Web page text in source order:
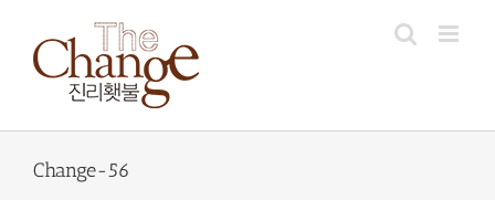
content
Change-56